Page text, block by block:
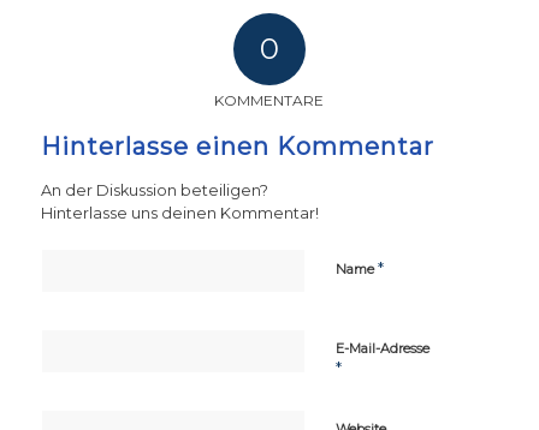
0
KOMMENTARE
Hinterlasse einen Kommentar
An der Diskussion beteiligen?
Hinterlasse uns deinen Kommentar!
Name*
E-Mail-Adresse
*